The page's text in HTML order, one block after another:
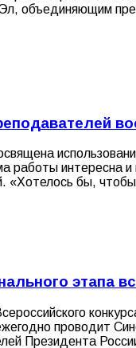
объединяющим
работы
«Хотелось бы,
этапа
проводит
Президента